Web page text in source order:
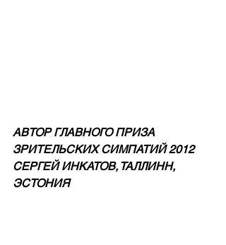
АВТОР ГЛАВНОГО ПРИЗА
ЗРИТЕЛЬСКИХ СИМПАТИЙ 2012
СЕРГЕЙ ИНКАТОВ, ТАЛЛИНН,
ЭСТОНИЯ